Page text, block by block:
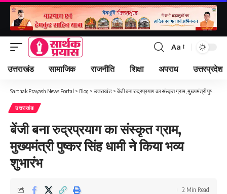
Font
Resizer
Aa
उत्तराखंड सामाजिक राजनीति शिक्षा अपराध उत्तरप्रदेश
Sarthak Prayash News Portal > Blog > उत्तराखंड > बेंजी बना रुद्रप्रयाग का संस्कृत ग्राम, मुख्यमंत्री पुष्कर सिंह धामी ने किया भव्य शुभारंभ
उत्तराखंड
बेंजी बना रुद्रप्रयाग का संस्कृत ग्राम,
मुख्यमंत्री पुष्कर सिंह धामी ने किया भव्य
शुभारंभ
2 Min Read